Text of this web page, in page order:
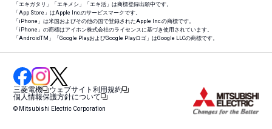
「エキガタリ」「エキメシ」「エキ活」は商標登録出願中です。
「App Store」はApple Inc.のサービスマークです。
「iPhone」は米国およびその他の国で登録されたApple Inc.の商標です。
「iPhone」の商標はアイホン株式会社のライセンスに基づき使用されています。
「AndroidTM 」「Google PlayおよびGoogle Playロゴ」はGoogle LLCの商標です。
三菱電機
ウェブサイト利用規約
個人情報保護方針について
© Mitsubishi Electric Corporation